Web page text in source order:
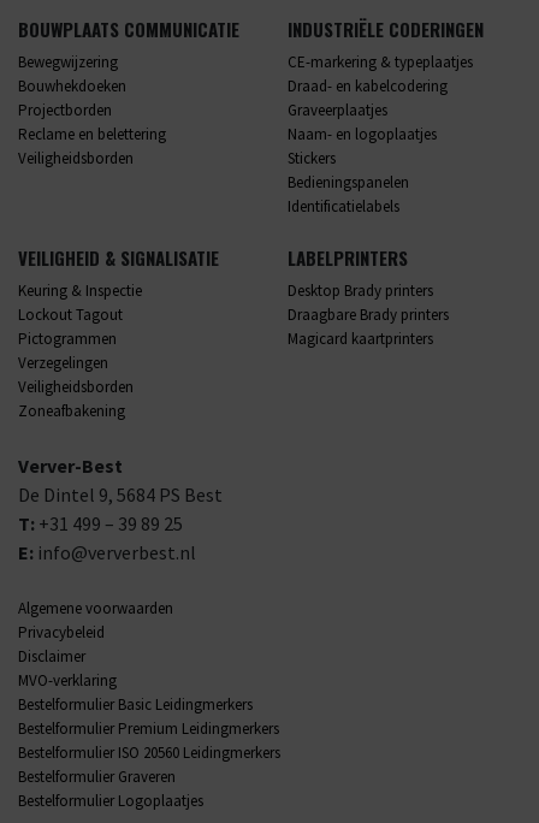
BOUWPLAATS COMMUNICATIE
Bewegwijzering
Bouwhekdoeken
Projectborden
Reclame en belettering
Veiligheidsborden
INDUSTRIËLE CODERINGEN
CE-markering & typeplaatjes
Draad- en kabelcodering
Graveerplaatjes
Naam- en logoplaatjes
Stickers
Bedieningspanelen
Identificatielabels
VEILIGHEID & SIGNALISATIE
Keuring & Inspectie
Lockout Tagout
Pictogrammen
Verzegelingen
Veiligheidsborden
Zoneafbakening
LABELPRINTERS
Desktop Brady printers
Draagbare Brady printers
Magicard kaartprinters
Verver-Best
De Dintel 9, 5684 PS Best
T: +31 499 – 39 89 25
E: info@ververbest.nl
Algemene voorwaarden
Privacybeleid
Disclaimer
MVO-verklaring
Bestelformulier Basic Leidingmerkers
Bestelformulier Premium Leidingmerkers
Bestelformulier ISO 20560 Leidingmerkers
Bestelformulier Graveren
Bestelformulier Logoplaatjes